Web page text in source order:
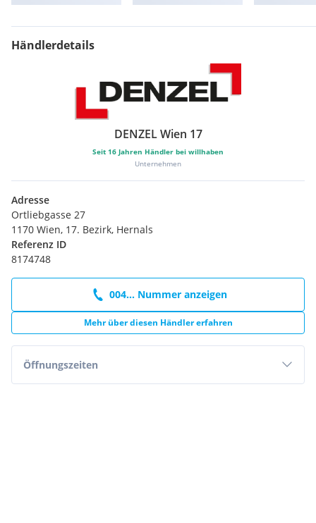
Ladekabel Typ2/Typ 2 (Mode 3), 5 m Länge, 3-phasig, 32A
Plug & Charge
Uni-Lackierung Cloud Blue
Variabler Gepäckraumboden
Händlerdetails
DENZEL Wien 17
Seit 16 Jahren Händler bei willhaben
Unternehmen
Adresse
Ortliebgasse 27
1170 Wien, 17. Bezirk, Hernals
Referenz ID
8174748
004... Nummer anzeigen
Mehr über diesen Händler erfahren
Öffnungszeiten